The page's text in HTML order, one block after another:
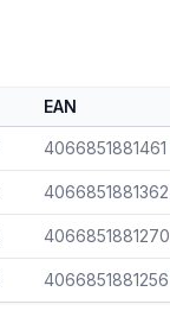
EAN
4066851881461
4066851881362
4066851881270
4066851881256